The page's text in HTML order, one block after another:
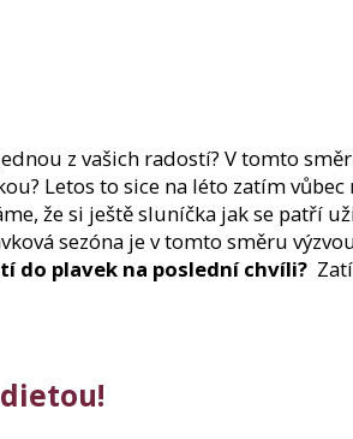
z vašich radostí? V tomto
Letos to sice na léto zatím
že si ještě sluníčka jak se patří
sezóna je v tomto směru
do plavek na poslední chvíli?